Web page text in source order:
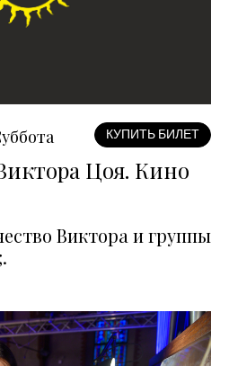
КУПИТЬ БИЛЕТ
Цоя. Кино
Виктора и группы